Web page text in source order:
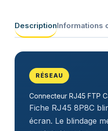
DescriptionInformations
RÉSEAU
Connecteur RJ45 FTP
Fiche RJ45 8P8C
écran. Le blindage